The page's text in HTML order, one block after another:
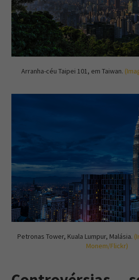
Arranha-céu Taipei 101, em Taiwan.
Petronas Tower, Kuala Lumpur, Malásia.
Monem/Flickr)